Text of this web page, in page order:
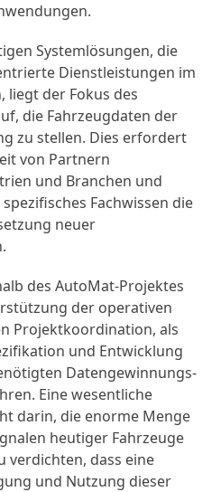
Systemlösungen, die
Dienstleistungen im
liegt der Fokus des
die Fahrzeugdaten der
zu stellen. Dies erfordert
von Partnern
und Branchen und
Fachwissen die
neuer
des AutoMat-Projektes
der operativen
Projektkoordination, als
und Entwicklung
Datengewinnungs-
Eine wesentliche
darin, die enorme Menge
heutiger Fahrzeuge
verdichten, dass eine
und Nutzung dieser